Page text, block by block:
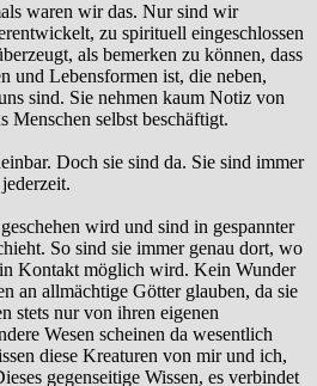
waren wir das. Nur sind wir
zu spirituell eingeschlossen
als bemerken zu können, dass
und Lebensformen ist, die neben,
sind. Sie nehmen kaum Notiz von
Menschen selbst beschäftigt.
Doch sie sind da. Sie sind immer
wird und sind in gespannter
So sind sie immer genau dort, wo
Kontakt möglich wird. Kein Wunder
an allmächtige Götter glauben, da sie
stets nur von ihren eigenen
Wesen scheinen da wesentlich
diese Kreaturen von mir und ich,
gegenseitige Wissen, es verbindet